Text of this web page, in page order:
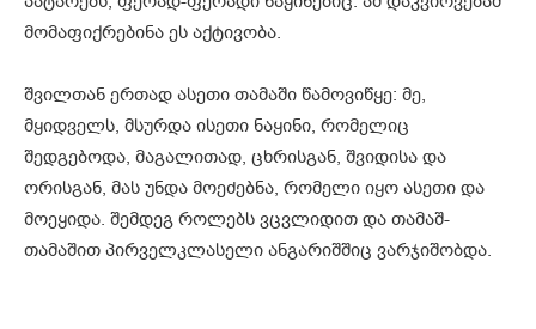
მომაფიქრებინა ეს აქტივობა.
შვილთან ერთად ასეთი თამაში წამოვიწყე: მე,
მყიდველს, მსურდა ისეთი ნაყინი, რომელიც
შედგებოდა, მაგალითად, ცხრისგან, შვიდისა და
ორისგან, მას უნდა მოეძებნა, რომელი იყო ასეთი და
მოეყიდა. შემდეგ როლებს ვცვლიდით და თამაშ-
თამაშით პირველკლასელი ანგარიშშიც ვარჯიშობდა.